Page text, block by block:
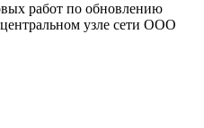
работ по обновлению
узле сети ООО